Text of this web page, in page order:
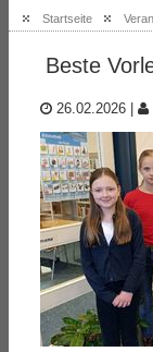
Startseite
Beste
26.02.2026 |